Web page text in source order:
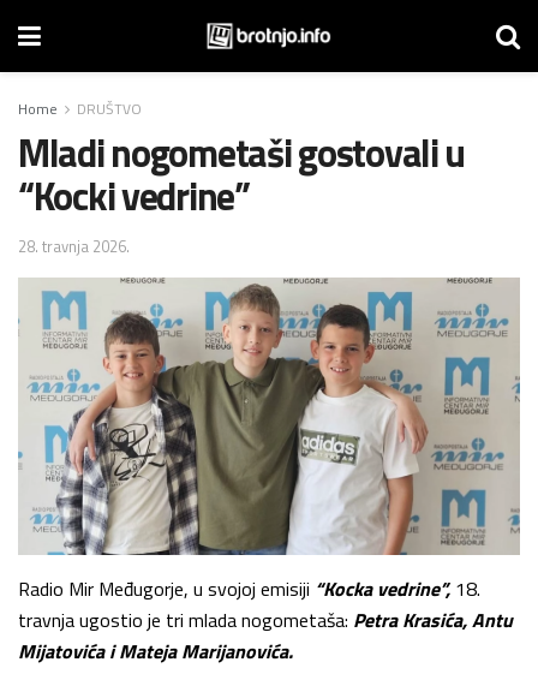
Home DRUŠTVO
Mladi nogometaši gostovali u
“Kocki vedrine”
28. travnja 2026.
Radio Mir Međugorje, u svojoj emisiji “Kocka vedrine”, 18.
travnja ugostio je tri mlada nogometaša: Petra Krasića, Antu
Mijatovića i Mateja Marijanovića.